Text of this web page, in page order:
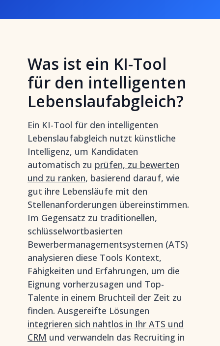
Was ist ein KI-Tool
für den intelligenten
Lebenslaufabgleich?
Ein KI-Tool für den intelligenten
Lebenslaufabgleich nutzt künstliche
Intelligenz, um Kandidaten
automatisch zu prüfen, zu bewerten
und zu ranken, basierend darauf, wie
gut ihre Lebensläufe mit den
Stellenanforderungen übereinstimmen.
Im Gegensatz zu traditionellen,
schlüsselwortbasierten
Bewerbermanagementsystemen (ATS)
analysieren diese Tools Kontext,
Fähigkeiten und Erfahrungen, um die
Eignung vorherzusagen und Top-
Talente in einem Bruchteil der Zeit zu
finden. Ausgereifte Lösungen
integrieren sich nahtlos in Ihr ATS und
CRM und verwandeln das Recruiting in